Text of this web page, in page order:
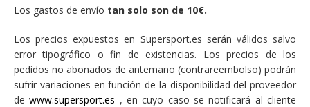
Los gastos de envío tan solo son de 10€.
Los precios expuestos en Supersport.es serán válidos salvo
error tipográfico o fin de existencias. Los precios de los
pedidos no abonados de antemano (contrareembolso) podrán
sufrir variaciones en función de la disponibilidad del proveedor
dewww.supersport.es , en cuyo caso se notificará al cliente